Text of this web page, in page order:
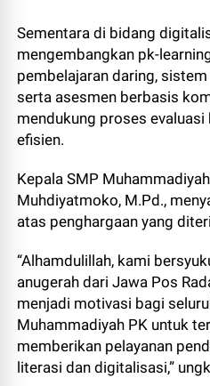
Sementara di bidang
mengembangkan pk-
pembelajaran daring,
serta asesmen berbasis
mendukung proses
efisien.
Kepala SMP
Muhdiyatmoko, M.Pd.,
atas penghargaan yang
“Alhamdulillah, kami
anugerah dari Jawa Pos
menjadi motivasi bagi
Muhammadiyah PK untuk
memberikan pelayanan
literasi dan digitalisasi,”